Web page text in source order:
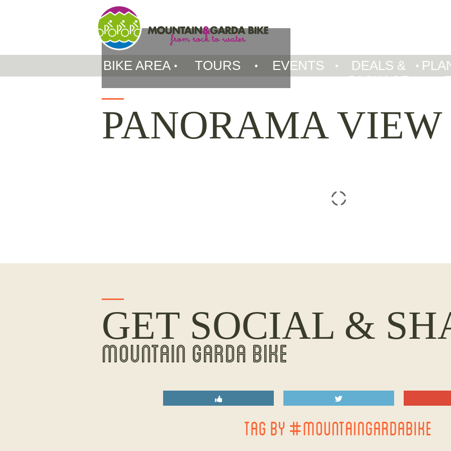
BIKE AREA TOURS EVENTS
DEALS &
PACKAGE
PANORAMA VIEW
GET SOCIAL &
MOUNTAIN GARDA BIKE
TAG BY #MOUNTAINGARDABIKE